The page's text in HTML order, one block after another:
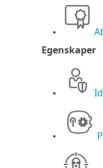
•
Egenskaper
•
•